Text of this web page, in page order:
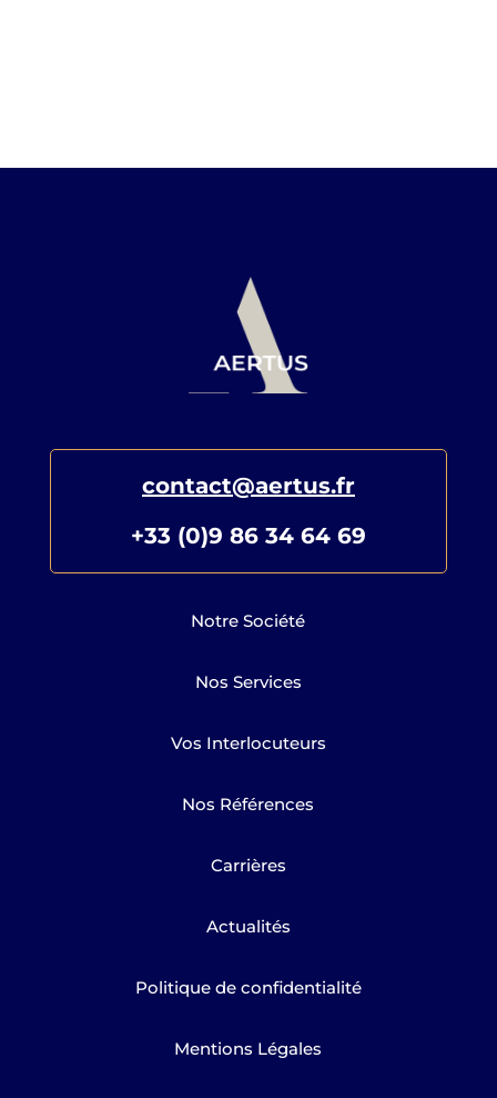
contact@aertus.fr
+33 (0)9 86 34 64 69
Notre Société
Nos Services
Vos Interlocuteurs
Nos Références
Carrières
Actualités
Politique de confidentialité
Mentions Légales